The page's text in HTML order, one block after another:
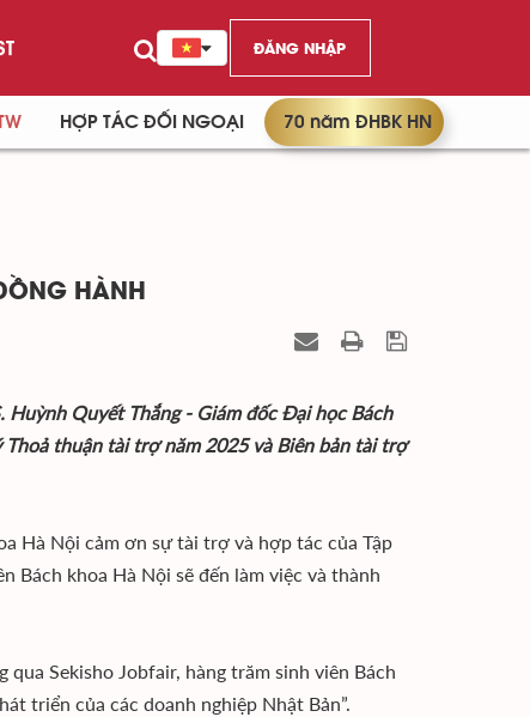
ĐĂNG NHẬP
HỢP TÁC ĐỐI NGOẠI 70 năm ĐHBK HN
HÀNH
Huỳnh Quyết Thắng - Giám đốc Đại học Bách
Thoả thuận tài trợ năm 2025 và Biên bản tài trợ
Hà Nội cảm ơn sự tài trợ và hợp tác của Tập
Bách khoa Hà Nội sẽ đến làm việc và thành
qua Sekisho Jobfair, hàng trăm sinh viên Bách
triển của các doanh nghiệp Nhật Bản”.